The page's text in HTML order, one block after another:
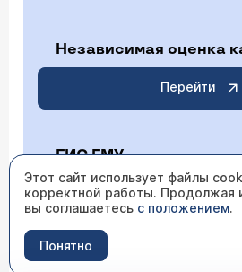
Независимая оценка
Перейти
ГИС ГМУ
Перейти
ИМЕЮТСЯ
Этот сайт использует файлы
корректной работы. Продолжая
вы соглашаетесь с положением.
Понятно